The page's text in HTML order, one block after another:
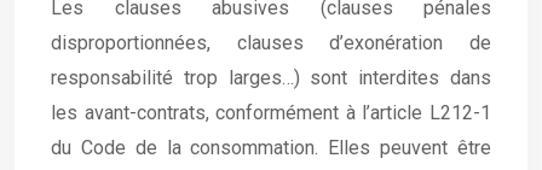
Les clauses abusives (clauses pénales
disproportionnées, clauses d’exonération de
responsabilité trop larges…) sont interdites dans
les avant-contrats, conformément à l’article L212-1
du Code de la consommation. Elles peuvent être